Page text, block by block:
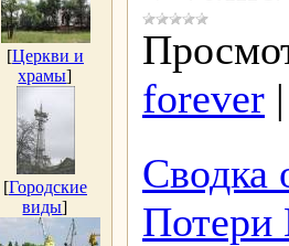
[Церкви и
храмы]
[Городские
виды]
forever
Сводка